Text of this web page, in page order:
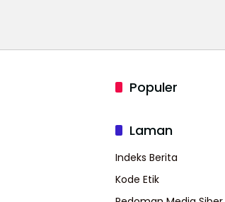
Populer
Laman
Indeks Berita
Kode Etik